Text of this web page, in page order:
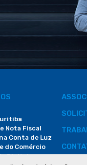
Nota Fiscal
Conta de Luz
do Comércio
Digital
ÁREA